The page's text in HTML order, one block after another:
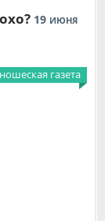
19 ИЮНЯ
газета